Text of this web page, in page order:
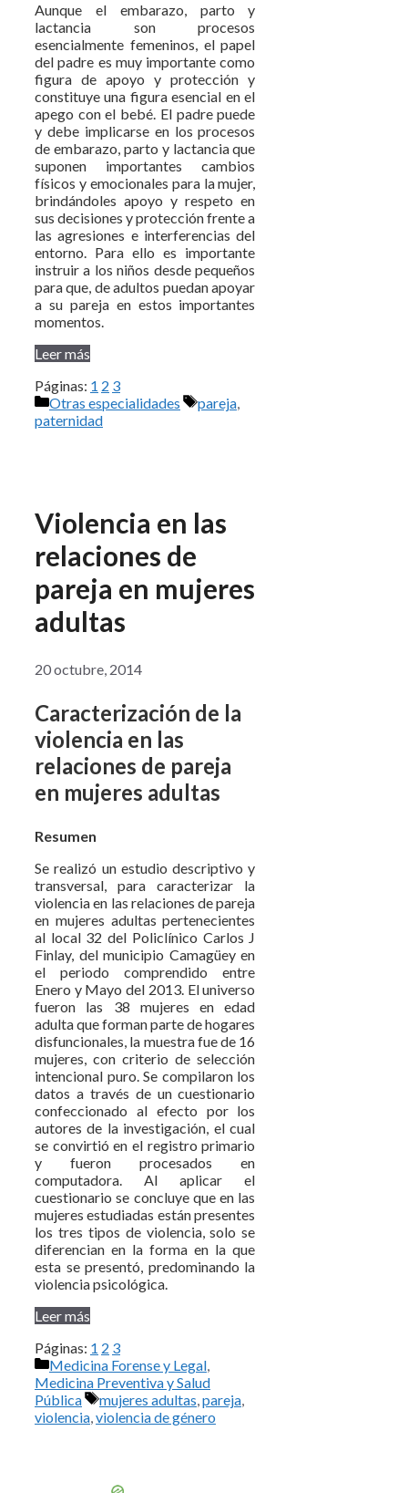
Aunque el embarazo, parto y
lactancia son procesos
esencialmente femeninos, el papel
del padre es muy importante como
figura de apoyo y protección y
constituye una figura esencial en el
apego con el bebé. El padre puede
y debe implicarse en los procesos
de embarazo, parto y lactancia que
suponen importantes cambios
físicos y emocionales para la mujer,
brindándoles apoyo y respeto en
sus decisiones y protección frente a
las agresiones e interferencias del
entorno. Para ello es importante
instruir a los niños desde pequeños
para que, de adultos puedan apoyar
a su pareja en estos importantes
momentos.
Leer más
Páginas: 1 2 3
Categorías
Otras especialidades Etiquetas
pareja,
paternidad
Violencia en las
relaciones de
pareja en mujeres
adultas
20 octubre, 2014
Caracterización de la
violencia en las
relaciones de pareja
en mujeres adultas
Resumen
Se realizó un estudio descriptivo y
transversal, para caracterizar la
violencia en las relaciones de pareja
en mujeres adultas pertenecientes
al local 32 del Policlínico Carlos J
Finlay, del municipio Camagüey en
el periodo comprendido entre
Enero y Mayo del 2013. El universo
fueron las 38 mujeres en edad
adulta que forman parte de hogares
disfuncionales, la muestra fue de 16
mujeres, con criterio de selección
intencional puro. Se compilaron los
datos a través de un cuestionario
confeccionado al efecto por los
autores de la investigación, el cual
se convirtió en el registro primario
y fueron procesados en
computadora. Al aplicar el
cuestionario se concluye que en las
mujeres estudiadas están presentes
los tres tipos de violencia, solo se
diferencian en la forma en la que
esta se presentó, predominando la
violencia psicológica.
Leer más
Páginas: 1 2 3
Categorías
Medicina Forense y Legal,
Medicina Preventiva y Salud
Pública
Etiquetas
mujeres adultas,pareja,
violencia,violencia de género